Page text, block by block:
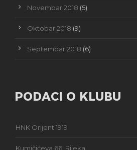
Novembar 2018 (5)
Oktobar 2018 (9)
Septembar 2018 (6)
PODACI O KLUBU
HNK Orijent 1919
Kumičićeva 66, Rijeka